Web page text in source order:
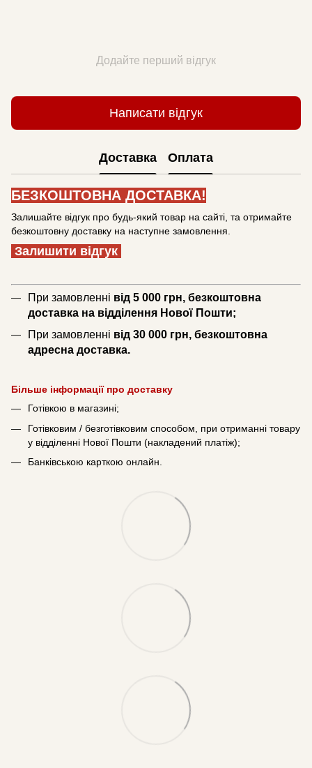
Додайте перший відгук
Написати відгук
Доставка Оплата
БЕЗКОШТОВНА ДОСТАВКА!
Залишайте відгук про будь-який товар на сайті, та отримайте
безкоштовну доставку на наступне замовлення.
Залишити відгук
При замовленні від 5 000 грн, безкоштовна
доставка на відділення Нової Пошти;
При замовленні від 30 000 грн, безкоштовна
адресна доставка.
Більше інформації про доставку
Готівкою в магазині;
Готівковим / безготівковим способом, при отриманні товару
у відділенні Нової Пошти (накладений платіж);
Банківською карткою онлайн.